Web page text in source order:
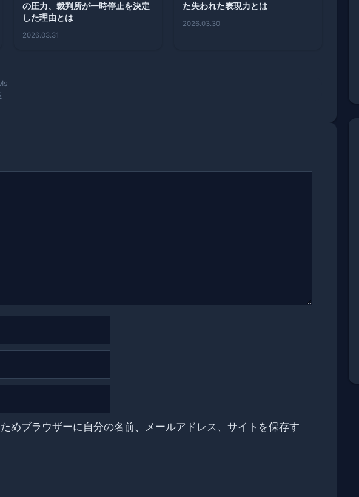
の圧力、裁判所が一時停止を決定
した理由とは
2026.03.31
た失われた表現力とは
2026.03.30
めブラウザーに自分の名前、メールアドレス、サイトを保存す